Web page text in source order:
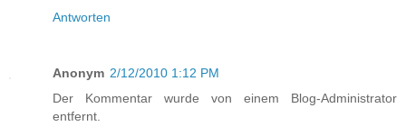
Antworten
Anonym 2/12/2010 1:12 PM
Der Kommentar wurde von einem Blog-Administrator
entfernt.